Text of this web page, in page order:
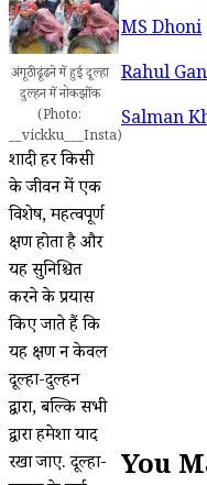
अंगूठी ढूंढने में हुई दूल्हा
दुल्हन में नोकझोंक
(Photo:
__vickku___Insta)
शादी हर किसी
के जीवन में एक
विशेष, महत्वपूर्ण
क्षण होता है और
यह सुनिश्चित
करने के प्रयास
किए जाते हैं कि
यह क्षण न केवल
दूल्हा-दुल्हन
द्वारा, बल्कि सभी
द्वारा हमेशा याद
रखा जाए. दूल्हा-
MS Dhoni
Rahul
Salman
You